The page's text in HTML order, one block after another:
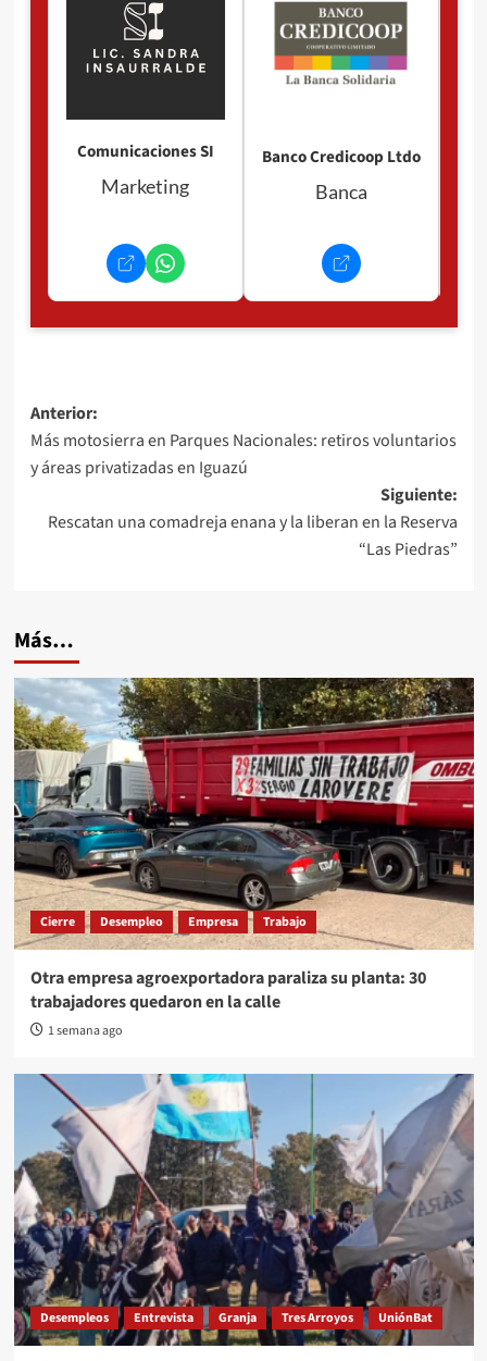
Comunicaciones SI
Marketing
Banco Credicoop Ltdo
Banca
Navegación
de
entradas
Anterior:
Más motosierra en Parques Nacionales: retiros voluntarios
y áreas privatizadas en Iguazú
Siguiente:
Rescatan una comadreja enana y la liberan en la Reserva
“Las Piedras”
Más…
Cierre Desempleo Empresa Trabajo
Otra empresa agroexportadora paraliza su planta: 30
trabajadores quedaron en la calle
1 semana ago
Desempleos Entrevista Granja Tres Arroyos UniónBat